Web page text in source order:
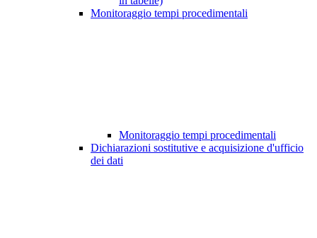
Monitoraggio tempi procedimentali
Monitoraggio tempi procedimentali
Dichiarazioni sostitutive e acquisizione d'ufficio
dei dati